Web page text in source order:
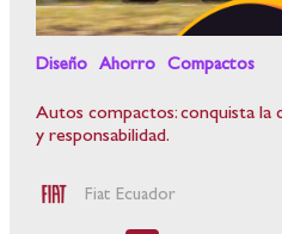
Diseño Ahorro Compactos
Autos compactos: conquista la
y responsabilidad.
Fiat Ecuador